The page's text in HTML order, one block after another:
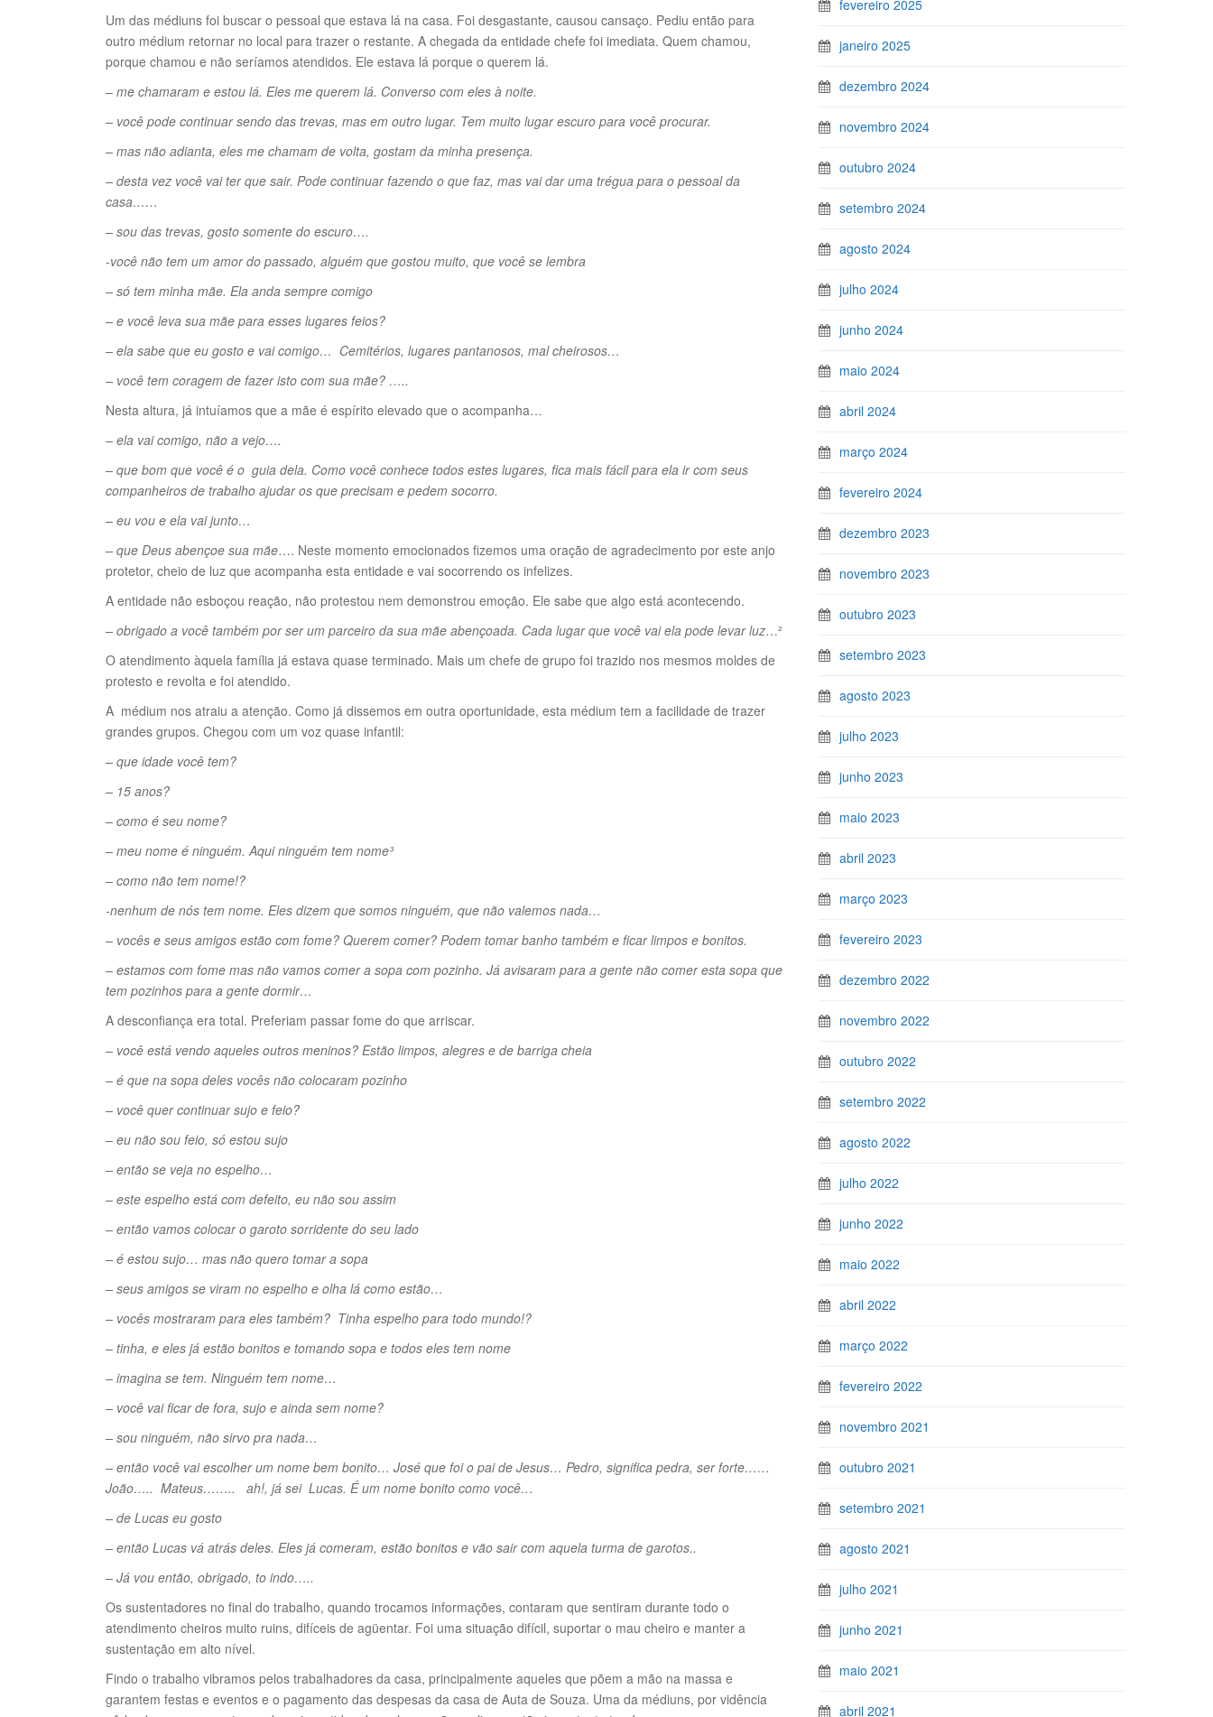
Um das médiuns foi buscar o pessoal que estava lá na casa. Foi desgastante, causou cansaço. Pediu então para
outro médium retornar no local para trazer o restante. A chegada da entidade chefe foi imediata. Quem chamou,
porque chamou e não seríamos atendidos. Ele estava lá porque o querem lá.
– me chamaram e estou lá. Eles me querem lá. Converso com eles à noite.
– você pode continuar sendo das trevas, mas em outro lugar. Tem muito lugar escuro para você procurar.
– mas não adianta, eles me chamam de volta, gostam da minha presença.
– desta vez você vai ter que sair. Pode continuar fazendo o que faz, mas vai dar uma trégua para o pessoal da
casa……
– sou das trevas, gosto somente do escuro….
-você não tem um amor do passado, alguém que gostou muito, que você se lembra
– só tem minha mãe. Ela anda sempre comigo
– e você leva sua mãe para esses lugares feios?
– ela sabe que eu gosto e vai comigo… Cemitérios, lugares pantanosos, mal cheirosos…
– você tem coragem de fazer isto com sua mãe? …..
Nesta altura, já intuíamos que a mãe é espírito elevado que o acompanha…
– ela vai comigo, não a vejo….
– que bom que você é o guia dela. Como você conhece todos estes lugares, fica mais fácil para ela ir com seus
companheiros de trabalho ajudar os que precisam e pedem socorro.
– eu vou e ela vai junto…
– que Deus abençoe sua mãe…. Neste momento emocionados fizemos uma oração de agradecimento por este anjo
protetor, cheio de luz que acompanha esta entidade e vai socorrendo os infelizes.
A entidade não esboçou reação, não protestou nem demonstrou emoção. Ele sabe que algo está acontecendo.
– obrigado a você também por ser um parceiro da sua mãe abençoada. Cada lugar que você vai ela pode levar luz…²
O atendimento àquela família já estava quase terminado. Mais um chefe de grupo foi trazido nos mesmos moldes de
protesto e revolta e foi atendido.
A médium nos atraiu a atenção. Como já dissemos em outra oportunidade, esta médium tem a facilidade de trazer
grandes grupos. Chegou com um voz quase infantil:
– que idade você tem?
– 15 anos?
– como é seu nome?
– meu nome é ninguém. Aqui ninguém tem nome³
– como não tem nome!?
-nenhum de nós tem nome. Eles dizem que somos ninguém, que não valemos nada…
– vocês e seus amigos estão com fome? Querem comer? Podem tomar banho também e ficar limpos e bonitos.
– estamos com fome mas não vamos comer a sopa com pozinho. Já avisaram para a gente não comer esta sopa que
tem pozinhos para a gente dormir…
A desconfiança era total. Preferiam passar fome do que arriscar.
– você está vendo aqueles outros meninos? Estão limpos, alegres e de barriga cheia
– é que na sopa deles vocês não colocaram pozinho
– você quer continuar sujo e feio?
– eu não sou feio, só estou sujo
– então se veja no espelho…
– este espelho está com defeito, eu não sou assim
– então vamos colocar o garoto sorridente do seu lado
– é estou sujo… mas não quero tomar a sopa
– seus amigos se viram no espelho e olha lá como estão…
– vocês mostraram para eles também? Tinha espelho para todo mundo!?
– tinha, e eles já estão bonitos e tomando sopa e todos eles tem nome
– imagina se tem. Ninguém tem nome…
– você vai ficar de fora, sujo e ainda sem nome?
– sou ninguém, não sirvo pra nada…
– então você vai escolher um nome bem bonito… José que foi o pai de Jesus… Pedro, significa pedra, ser forte……
João….. Mateus…….. ah!, já sei Lucas. É um nome bonito como você…
– de Lucas eu gosto
– então Lucas vá atrás deles. Eles já comeram, estão bonitos e vão sair com aquela turma de garotos..
– Já vou então, obrigado, to indo…..
Os sustentadores no final do trabalho, quando trocamos informações, contaram que sentiram durante todo o
atendimento cheiros muito ruins, difíceis de agüentar. Foi uma situação difícil, suportar o mau cheiro e manter a
sustentação em alto nível.
Findo o trabalho vibramos pelos trabalhadores da casa, principalmente aqueles que põem a mão na massa e
garantem festas e eventos e o pagamento das despesas da casa de Auta de Souza. Uma da médiuns, por vidência
fevereiro 2025
janeiro 2025
dezembro 2024
novembro 2024
outubro 2024
setembro 2024
agosto 2024
julho 2024
junho 2024
maio 2024
abril 2024
março 2024
fevereiro 2024
dezembro 2023
novembro 2023
outubro 2023
setembro 2023
agosto 2023
julho 2023
junho 2023
maio 2023
abril 2023
março 2023
fevereiro 2023
dezembro 2022
novembro 2022
outubro 2022
setembro 2022
agosto 2022
julho 2022
junho 2022
maio 2022
abril 2022
março 2022
fevereiro 2022
novembro 2021
outubro 2021
setembro 2021
agosto 2021
julho 2021
junho 2021
maio 2021
abril 2021